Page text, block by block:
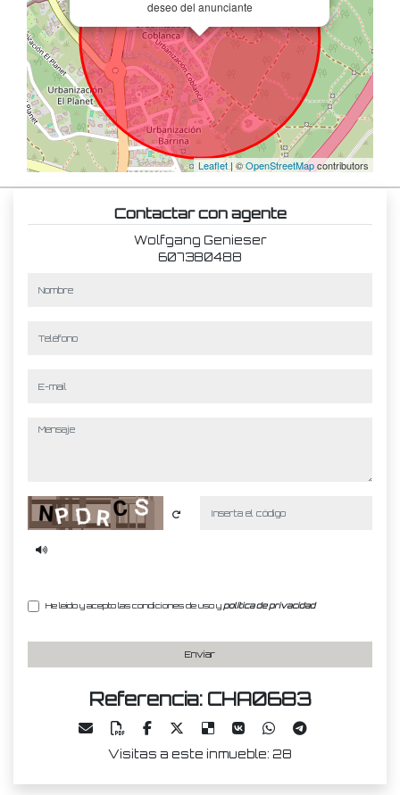
deseo del anunciante
Leaflet | ©OpenStreetMapcontributors
Contactar con agente
Wolfgang Genieser
607380488
mensaje
Captcha
He leído y acepto las condiciones de uso ypolítica de privacidad
Enviar
Referencia: CHA0683
Visitas a este inmueble: 28